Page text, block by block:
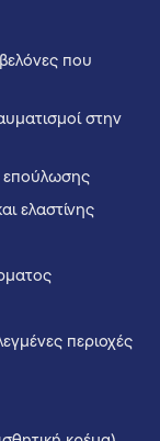
που
στην
επούλωσης
ελαστίνης
περιοχές